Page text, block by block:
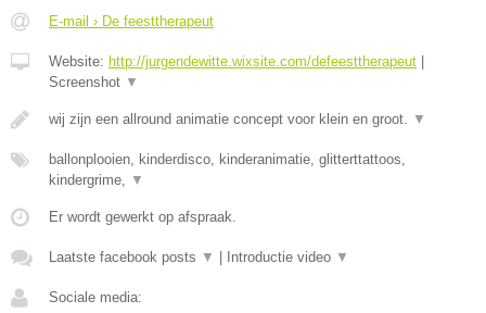
E-mail › De feesttherapeut
Website: http://jurgendewitte.wixsite.com/defeesttherapeut |
Screenshot ▼
wij zijn een allround animatie concept voor klein en groot. ▼
ballonplooien, kinderdisco, kinderanimatie, glitterttattoos,
kindergrime,
▼
Er wordt gewerkt op afspraak.
Laatste facebook posts ▼ | Introductie video ▼
Sociale media: